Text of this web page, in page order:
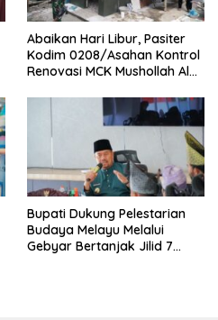
Abaikan Hari Libur, Pasiter
Kodim 0208/Asahan Kontrol
Renovasi MCK Mushollah Al
Bupati Dukung Pelestarian
Budaya Melayu Melalui
Gebyar Bertanjak Jilid 7